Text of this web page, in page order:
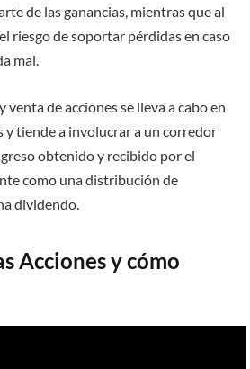
de las ganancias, mientras que al
riesgo de soportar pérdidas en caso
mal.
venta de acciones se lleva a cabo en
y tiende a involucrar a un corredor
obtenido y recibido por el
como una distribución de
dividendo.
Acciones y cómo